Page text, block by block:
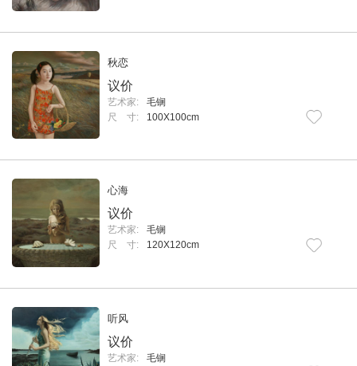
秋恋
议价
艺术家:
毛锎
尺 寸:
100X100cm
心海
议价
艺术家:
毛锎
尺 寸:
120X120cm
听风
议价
艺术家:
毛锎